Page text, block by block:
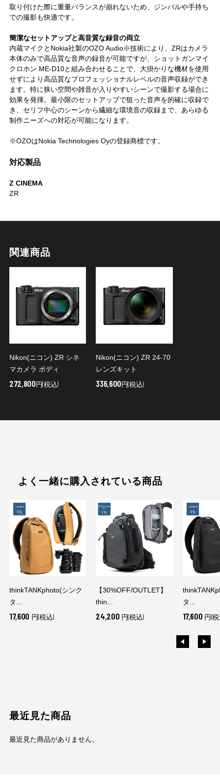
取り付けた際に重量バランスが崩れないため、ジンバルや手持ち
での撮影も快適です。
簡潔なセットアップと高音質な録音の両立
内蔵マイクとNokia社製のOZO Audio※技術により、ZRはカメラ
本体のみで高品質な音声の録音が可能ですが、ショットガンマイ
クロホン ME-D10と組み合わせることで、大掛かりな機材を使用
せずにより高品質なプロフェッショナルレベルの音声収録ができ
ます。特に狭い空間や雑音が入りやすいシーンで撮影する場合に
効果を発揮。最小限のセットアップで狙った音声を的確に収録で
き、セリフ中心のシーンから繊細な環境音の収録まで、あらゆる
制作ニーズへの対応が可能になります。
※OZOはNokia Technologies Oyの登録商標です。
対応製品
Z CINEMA
ZR
関連商品
Nikon(ニコン) ZR シネ
マカメラ ボディ
272,800円(税込)
Nikon(ニコン) ZR 24-70
レンズキット
336,600円(税込)
よく一緒に購入されている商品
thinkTANKphoto(シンク
タ...
17,600 円(税込)
【30%OFF/OUTLET】
thin...
24,200 円(税込)
タ...
17,600 円(
最近見た商品
最近見た商品がありません。